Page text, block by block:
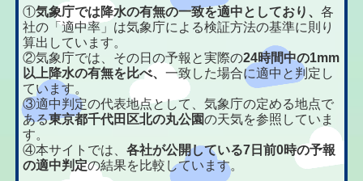
①気象庁では降水の有無の一致を適中としており、各
社の「適中率」は気象庁による検証方法の基準に則り
算出しています。
②気象庁では、その日の予報と実際の24時間中の1mm
以上降水の有無を比べ、一致した場合に適中と判定し
ています。
③適中判定の代表地点として、気象庁の定める地点で
ある東京都千代田区北の丸公園の天気を参照していま
す。
④本サイトでは、各社が公開している7日前0時の予報
の適中判定の結果を比較しています。